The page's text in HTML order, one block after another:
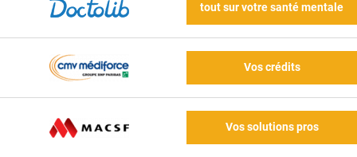
tout sur votre santé mentale
Vos crédits
Vos solutions pros